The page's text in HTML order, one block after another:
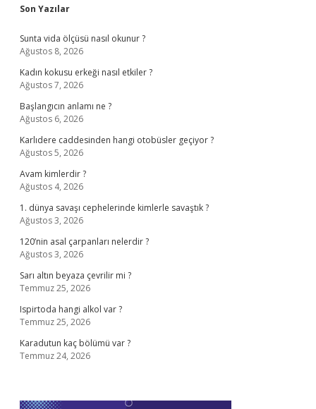
Sidebar
Son Yazılar
Sunta vida ölçüsü nasıl okunur ?
Ağustos 8, 2026
Kadın kokusu erkeği nasıl etkiler ?
Ağustos 7, 2026
Başlangıcın anlamı ne ?
Ağustos 6, 2026
Karlıdere caddesinden hangi otobüsler geçiyor ?
Ağustos 5, 2026
Avam kimlerdir ?
Ağustos 4, 2026
1. dünya savaşı cephelerinde kimlerle savaştık ?
Ağustos 3, 2026
120’nin asal çarpanları nelerdir ?
Ağustos 3, 2026
Sarı altın beyaza çevrilir mi ?
Temmuz 25, 2026
Ispirtoda hangi alkol var ?
Temmuz 25, 2026
Karadutun kaç bölümü var ?
Temmuz 24, 2026